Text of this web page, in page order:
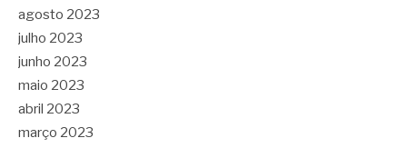
agosto 2023
julho 2023
junho 2023
maio 2023
abril 2023
março 2023